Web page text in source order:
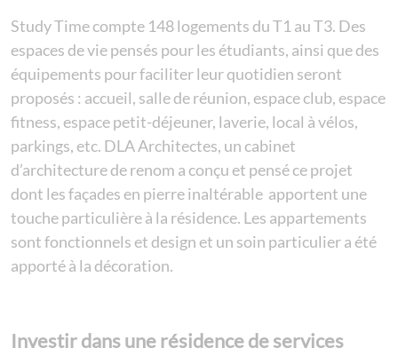
Study Time compte 148 logements du T1 au T3. Des
espaces de vie pensés pour les étudiants, ainsi que des
équipements pour faciliter leur quotidien seront
proposés : accueil, salle de réunion, espace club, espace
fitness, espace petit-déjeuner, laverie, local à vélos,
parkings, etc. DLA Architectes, un cabinet
d’architecture de renom a conçu et pensé ce projet
dont les façades en pierre inaltérable apportent une
touche particulière à la résidence. Les appartements
sont fonctionnels et design et un soin particulier a été
apporté à la décoration.
Investir dans une résidence de services